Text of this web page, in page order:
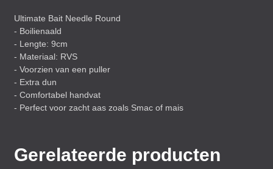
Ultimate Bait Needle Round
- Boilienaald
- Lengte: 9cm
- Materiaal: RVS
- Voorzien van een puller
- Extra dun
- Comfortabel handvat
- Perfect voor zacht aas zoals Smac of mais
Gerelateerde producten